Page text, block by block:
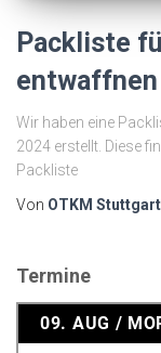
Packliste
entwaffnen
Wir haben eine
2024 erstellt. Diese
Packliste
Von OTKM Stuttgart
Termine